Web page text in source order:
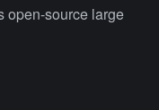
open-source large